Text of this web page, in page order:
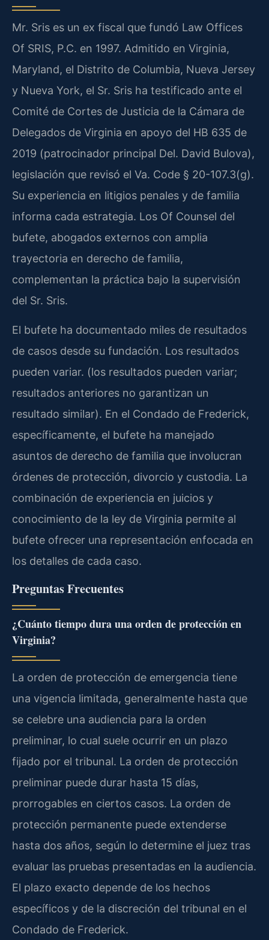
Mr. Sris es un ex fiscal que fundó Law Offices
Of SRIS, P.C. en 1997. Admitido en Virginia,
Maryland, el Distrito de Columbia, Nueva Jersey
y Nueva York, el Sr. Sris ha testificado ante el
Comité de Cortes de Justicia de la Cámara de
Delegados de Virginia en apoyo del HB 635 de
2019 (patrocinador principal Del. David Bulova),
legislación que revisó el Va. Code § 20-107.3(g).
Su experiencia en litigios penales y de familia
informa cada estrategia. Los Of Counsel del
bufete, abogados externos con amplia
trayectoria en derecho de familia,
complementan la práctica bajo la supervisión
del Sr. Sris.
El bufete ha documentado miles de resultados
de casos desde su fundación. Los resultados
pueden variar. (los resultados pueden variar;
resultados anteriores no garantizan un
resultado similar). En el Condado de Frederick,
específicamente, el bufete ha manejado
asuntos de derecho de familia que involucran
órdenes de protección, divorcio y custodia. La
combinación de experiencia en juicios y
conocimiento de la ley de Virginia permite al
bufete ofrecer una representación enfocada en
los detalles de cada caso.
Preguntas Frecuentes
¿Cuánto tiempo dura una orden de protección en
Virginia?
La orden de protección de emergencia tiene
una vigencia limitada, generalmente hasta que
se celebre una audiencia para la orden
preliminar, lo cual suele ocurrir en un plazo
fijado por el tribunal. La orden de protección
preliminar puede durar hasta 15 días,
prorrogables en ciertos casos. La orden de
protección permanente puede extenderse
hasta dos años, según lo determine el juez tras
evaluar las pruebas presentadas en la audiencia.
El plazo exacto depende de los hechos
específicos y de la discreción del tribunal en el
Condado de Frederick.